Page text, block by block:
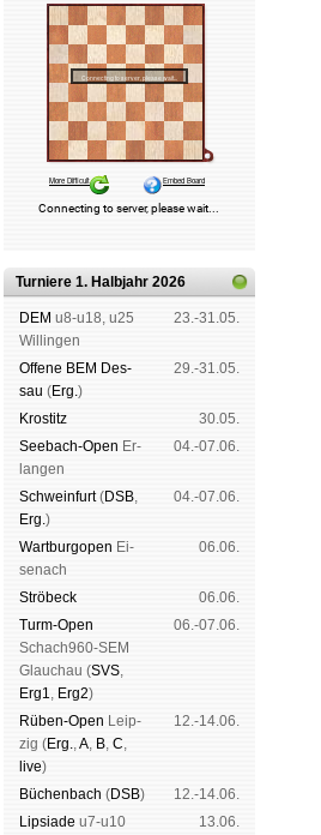
Turniere 1. Halbjahr 2026
DEM u8-u18, u25
Wil­lin­gen
23.-31.05.
Offene BEM Des­
sau (Erg.)
29.-31.05.
Kros­titz
30.05.
See­bach-Open Er­
lan­gen
04.-07.06.
Schwein­furt(DSB,
Erg.)
04.-07.06.
Wart­burg­open Ei­
se­nach
06.06.
Strö­beck
06.06.
Turm-Open
Schach960-SEM
Glau­chau (SVS,
Erg1, Erg2)
06.-07.06.
Rüben-Open Leip­
zig (Erg.,A, B, C,
live)
12.-14.06.
Büchen­bach (DSB)
12.-14.06.
Lipsiade u7-u10
13.06.